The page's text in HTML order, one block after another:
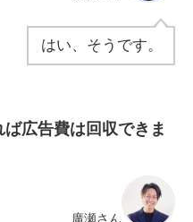
はい、そうです。
広告費は回収できま
廣瀬さん